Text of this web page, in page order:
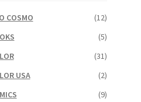
COSMO
(12)
(5)
(31)
USA
(2)
(9)